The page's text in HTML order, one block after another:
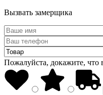
Вызвать замерщика
Пожалуйста, докажите, что